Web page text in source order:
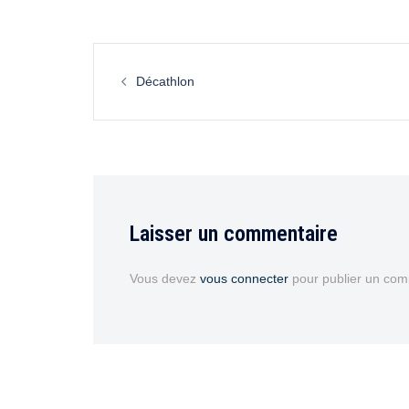
Décathlon
Laisser un commentaire
Vous devez vous connecter pour publier un